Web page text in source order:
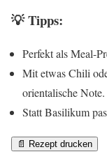
💡 Tipps:
Perfekt als Meal-
Mit etwas Chili
orientalische Note.
Statt Basilikum
📄 Rezept drucken